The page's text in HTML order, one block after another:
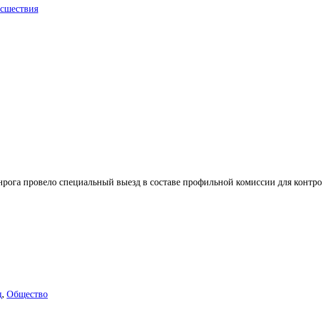
провело специальный выезд в составе профильной комиссии для
, Общество